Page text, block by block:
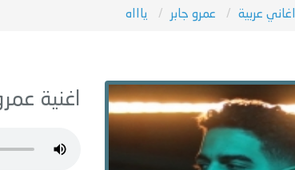
اغاني عربية عمرو جابر ياااه
اغنية